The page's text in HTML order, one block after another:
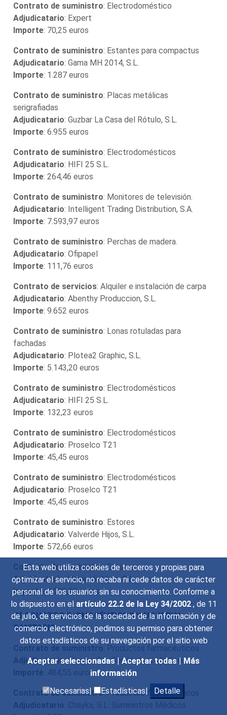
Esta web utiliza cookies de terceros y propias para
optimizar el servicio, no recaba ni cede datos de carácter
personal de los usuarios sin su conocimiento. Conforme a
lo dispuesto en el artículo 22.2 de la Ley 34/2002 , de 11
de julio, de servicios de la sociedad de la información y de
comercio electrónico, pedimos su permiso para obtener
datos estadísticos de su navegación por el sitio web
Aceptar seleccionadas|Aceptar todas|Más
información
Necesarias|
Estadísticas| Detalle
Contrato de suministro: Electrodoméstico
Adjudicatario: Expert
Importe: 70,25 euros
Contrato de suministro: Estantes para compactus
Adjudicatario: Gama MH 2014, S.L.
Importe: 1.287 euros
Contrato de suministro: Placas metálicas
serigrafiadas
Adjudicatario: Guzbar La Casa del Rótulo, S.L.
Importe: 6.955 euros
Contrato de suministro: Electrodomésticos
Adjudicatario: HIFI 25 S.L.
Importe: 264,46 euros
Contrato de suministro: Monitores de televisión.
Adjudicatario: Intelligent Trading Distribution, S.A.
Importe: 7.593,97 euros
Contrato de suministro: Perchas de madera.
Adjudicatario: Ofipapel
Importe: 111,76 euros
Contrato de servicios: Alquiler e instalación de carpa
Adjudicatario: Abenthy Produccion, S.L.
Importe: 9.652 euros
Contrato de suministro: Lonas rotuladas para
fachadas
Adjudicatario: Plotea2 Graphic, S.L.
Importe: 5.143,20 euros
Contrato de suministro: Electrodomésticos
Adjudicatario: HIFI 25 S.L.
Importe: 132,23 euros
Contrato de suministro: Electrodomésticos
Adjudicatario: Proselco T21
Importe: 45,45 euros
Contrato de suministro: Electrodomésticos
Adjudicatario: Proselco T21
Importe: 45,45 euros
Contrato de suministro: Estores
Adjudicatario: Valverde Hijos, S.L.
Importe: 572,66 euros
Contrato de suministro: Estores
Adjudicatario: Valverde Hijos, S.L.
Importe: 1.082,28 euros
PRODUCTOS FARMACÉUTICOS Y MATERIAL
SANITARIO
Contrato de suministro : Productos farmacéuticos
Adjudicatario: Chayka, S.L. Suministros Médicos
Importe : 484,55 euros
Contrato de suministro: Productos farmacéuticos
Adjudicatario : Chayka, S.L. Suministros Médicos